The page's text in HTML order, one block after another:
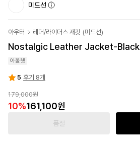
미드선
아우터 레더/라이더스 재킷 (미드선)
Nostalgic Leather Jacket-Black
아울렛
5 후기 8개
179,000원
10%161,100원
품절